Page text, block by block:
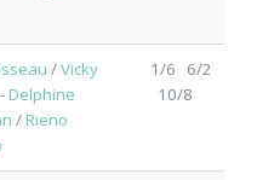
/Vicky
- Delphine
/ Rieno
1/6 6/2
10/8